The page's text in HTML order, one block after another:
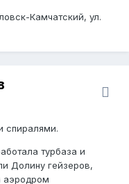
Камчатский, ул.
спиралями.
турбаза и
Долину гейзеров,
аэродром